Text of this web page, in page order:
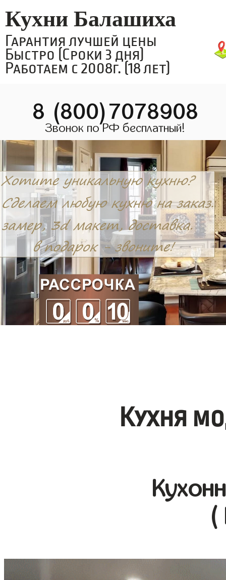
Кухни Балашиха
Гарантия лучшей цены
Быстро (Сроки 3 дня)
Работаем с 2008г. (18 лет)
8 (800)7078908
Звонок по РФ бесплатный!
Кухня
(